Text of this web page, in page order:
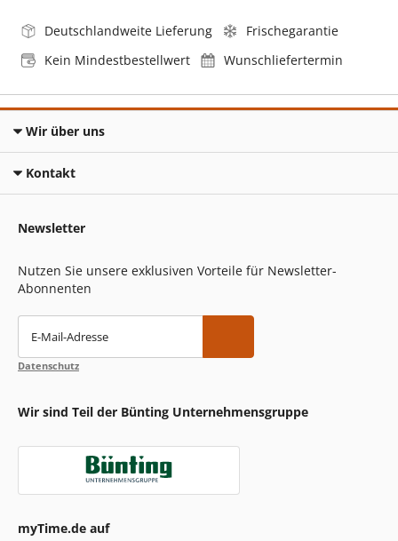
Deutschlandweite Lieferung
Frischegarantie
Kein Mindestbestellwert
Wunschliefertermin
Wir über uns
Kontakt
Newsletter
Nutzen Sie unsere exklusiven Vorteile für Newsletter-
Abonnenten
E-Mail-Adresse
Datenschutz
Wir sind Teil der Bünting Unternehmensgruppe
myTime.de auf